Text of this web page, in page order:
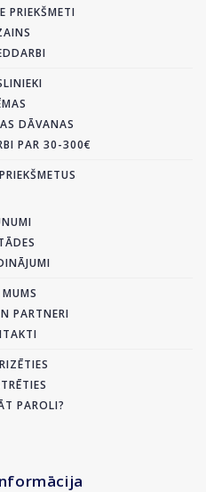
PRIEKŠMETI
DĀVANAS
PAR 30-300€
PARTNERI
PAROLI?